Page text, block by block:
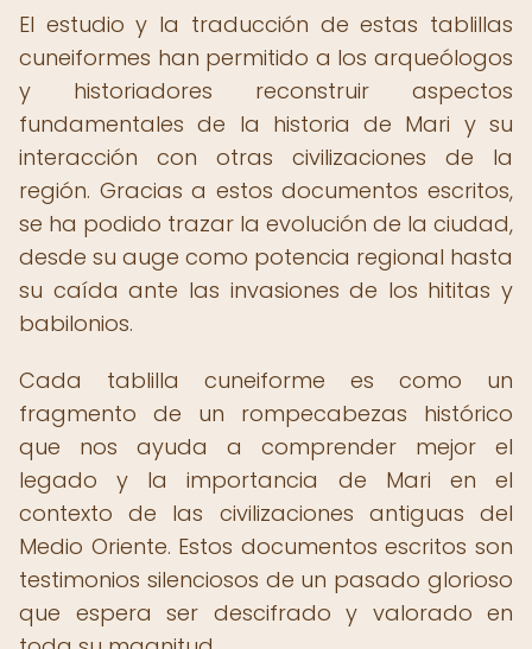
El estudio y la traducción de estas tablillas
cuneiformes han permitido a los arqueólogos
y historiadores reconstruir aspectos
fundamentales de la historia de Mari y su
interacción con otras civilizaciones de la
región. Gracias a estos documentos escritos,
se ha podido trazar la evolución de la ciudad,
desde su auge como potencia regional hasta
su caída ante las invasiones de los hititas y
babilonios.
Cada tablilla cuneiforme es como un
fragmento de un rompecabezas histórico
que nos ayuda a comprender mejor el
legado y la importancia de Mari en el
contexto de las civilizaciones antiguas del
Medio Oriente. Estos documentos escritos son
testimonios silenciosos de un pasado glorioso
que espera ser descifrado y valorado en